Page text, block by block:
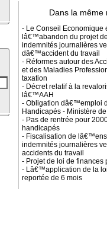
Dans la même
- Le Conseil Economique
lâ€™abandon du projet
indemnités journalières
dâ€™accident du travail
- Réformes autour des
et des Maladies
taxation
- Décret relatif à la
lâ€™AAH
- Obligation dâ€™emploi
Handicapés - Ministère
- Pas de rentrée pour
handicapés
- Fiscalisation de
indemnités journalières
accidents du travail
- Projet de loi de finances
- Lâ€™application de la
reportée de 6 mois